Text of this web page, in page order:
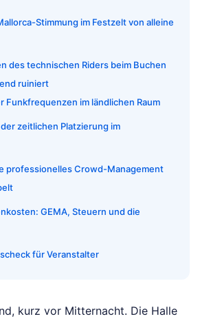
Stimmung im Festzelt von alleine
des technischen Riders beim Buchen
ruiniert
Funkfrequenzen im ländlichen Raum
zeitlichen Platzierung im
professionelles Crowd-Management
GEMA, Steuern und die
für Veranstalter
kurz vor Mitternacht. Die Halle